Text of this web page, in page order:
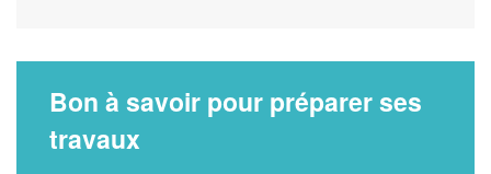
Bon à savoir pour préparer ses
travaux